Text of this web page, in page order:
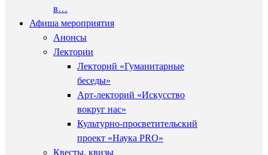
в…
Афиша мероприятия
Анонсы
Лектории
Лекторий «Гуманитарные
беседы»
Арт-лекторий «Искусство
вокруг нас»
Культурно-просветительский
проект «Наука PRO»
Квесты, квизы